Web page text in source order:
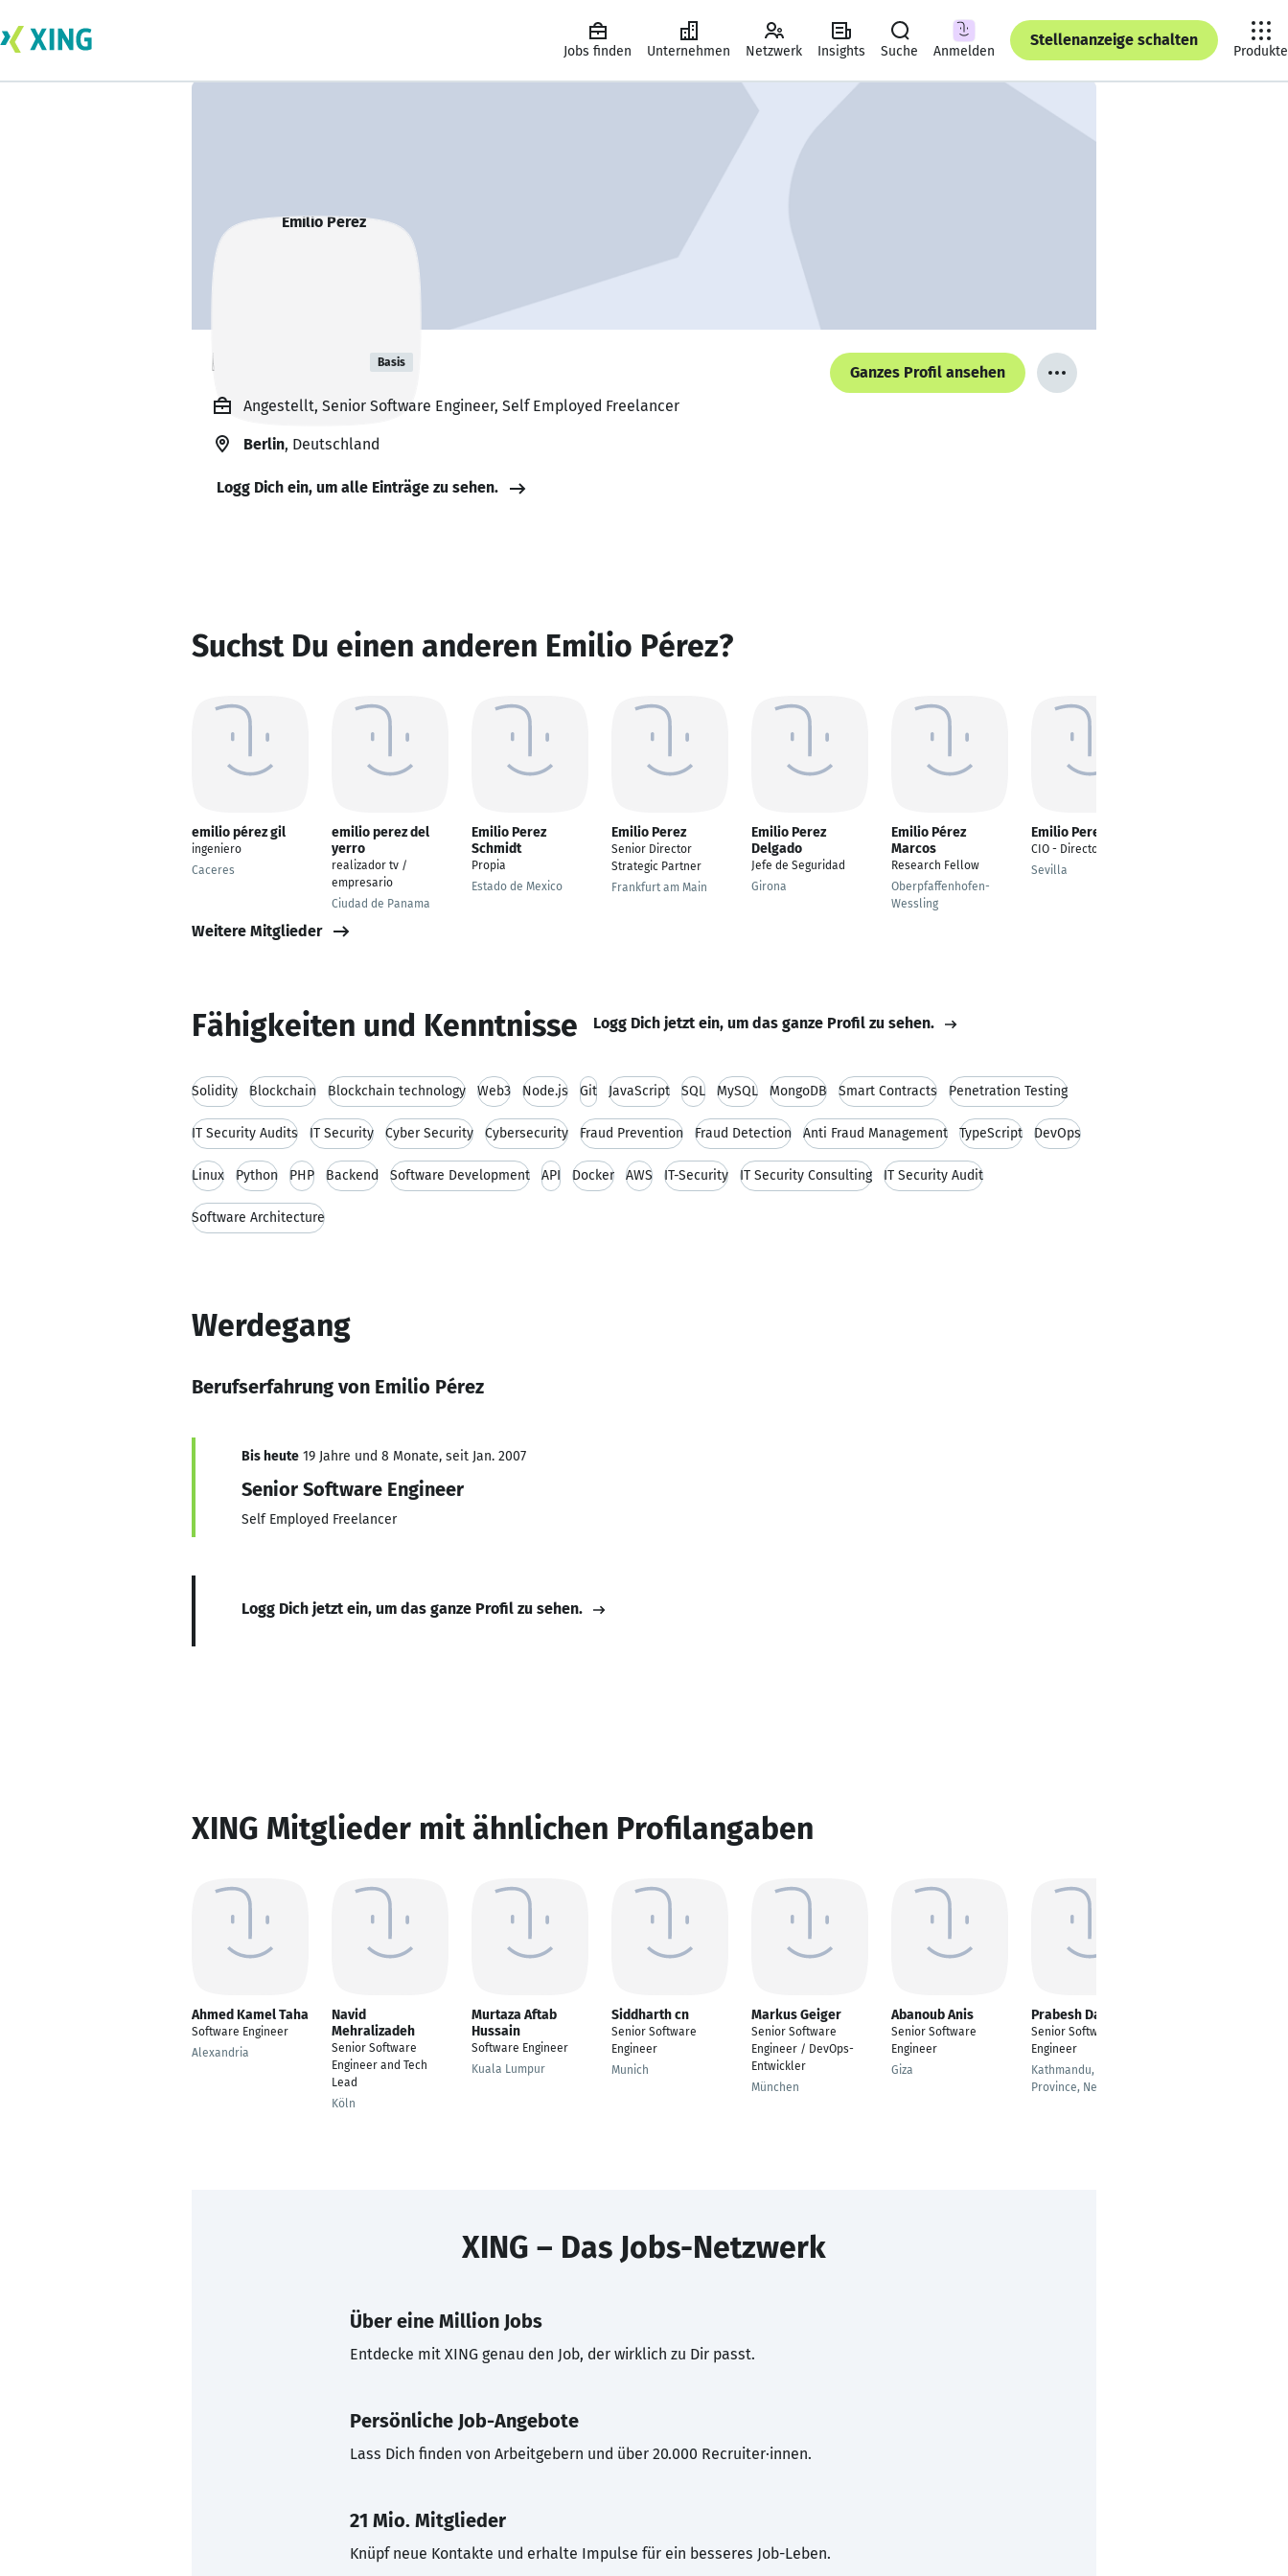
Jobs finden Unternehmen Netzwerk Insights Suche Anmelden
Stellenanzeige schalten
Produkte
Emilio Pérez Basis
Ganzes Profil ansehen
Angestellt, Senior Software Engineer, Self Employed Freelancer
Berlin, Deutschland
Logg Dich ein, um alle Einträge zu sehen.
Suchst Du einen anderen Emilio Pérez?
emilio pérez gil
ingeniero
Caceres
emilio perez del
yerro
realizador tv /
empresario
Ciudad de Panama
Emilio Perez
Schmidt
Propia
Estado de Mexico
Emilio Perez
Senior Director
Strategic Partner
Frankfurt am Main
Emilio Perez
Delgado
Jefe de Seguridad
Girona
Emilio Pérez
Marcos
Research Fellow
Oberpfaffenhofen-
Wessling
Emilio Perez
CIO - Director Técnico
Sevilla
Weitere Mitglieder
Fähigkeiten und Kenntnisse Logg Dich jetzt ein, um das ganze Profil zu sehen.
Solidity Blockchain Blockchain technology Web3 Node.js Git JavaScript SQL MySQL MongoDB Smart Contracts Penetration Testing
IT Security Audits IT Security Cyber Security Cybersecurity Fraud Prevention Fraud Detection Anti Fraud Management TypeScript DevOps
Linux Python PHP Backend Software Development API Docker AWS IT-Security IT Security Consulting IT Security Audit
Software Architecture
Werdegang
Berufserfahrung von Emilio Pérez
Bis heute 19 Jahre und 8 Monate, seit Jan. 2007
Senior Software Engineer
Self Employed Freelancer
Logg Dich jetzt ein, um das ganze Profil zu sehen.
XING Mitglieder mit ähnlichen Profilangaben
Ahmed Kamel Taha
Software Engineer
Alexandria
Navid
Mehralizadeh
Senior Software
Engineer and Tech
Lead
Köln
Murtaza Aftab
Hussain
Software Engineer
Kuala Lumpur
Siddharth cn
Senior Software
Engineer
Munich
Markus Geiger
Senior Software
Engineer / DevOps-
Entwickler
München
Abanoub Anis
Senior Software
Engineer
Giza
Prabesh Dahal
Senior Software
Engineer
Kathmandu, Bagmati
Province, Nepal
XING – Das Jobs-Netzwerk
Über eine Million Jobs
Entdecke mit XING genau den Job, der wirklich zu Dir passt.
Persönliche Job-Angebote
Lass Dich finden von Arbeitgebern und über 20.000 Recruiter·innen.
21 Mio. Mitglieder
Knüpf neue Kontakte und erhalte Impulse für ein besseres Job-Leben.